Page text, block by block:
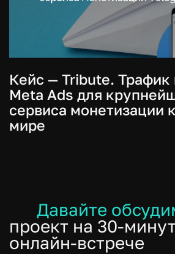
Кейс — Tribute. Трафик
Meta Ads для
сервиса монетизации
мире
Давайте
проект на 30-
онлайн-встрече